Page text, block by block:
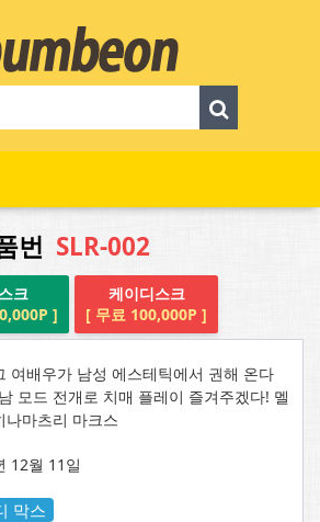
번 SLR-002
크
]
케이디스크
[ 무료 100,000P ]
여배우가 남성 에스테틱에서 권해 온다
모드 전개로 치매 플레이 즐겨주겠다! 멜
나마츠리 마크스
12월 11일
막스